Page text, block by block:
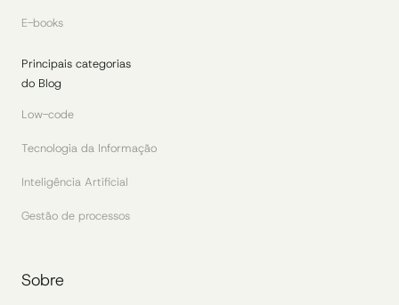
E-books
Principais categorias
do Blog
Low-code
Tecnologia da Informação
Inteligência Artificial
Gestão de processos
Sobre